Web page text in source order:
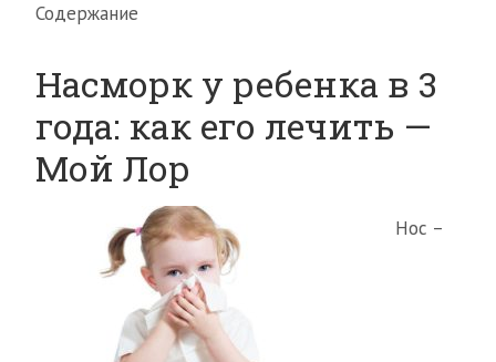
Содержание
Насморк у ребенка в 3
года: как его лечить —
Мой Лор
Нос –